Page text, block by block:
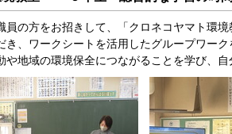
の方をお招きして、「クロネコヤマト環
き、ワークシートを活用したグループワー
や地域の環境保全につながることを学び、